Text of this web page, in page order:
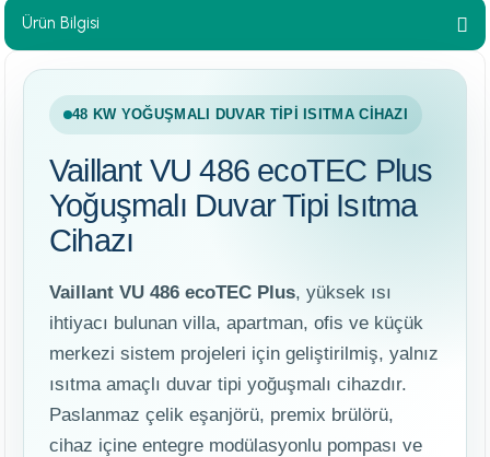
Tipi Çamur ve Drenaj Pompaları
Ürün Bilgisi
48 KW YOĞUŞMALI DUVAR TIPI ISITMA CIHAZI
Vaillant VU 486 ecoTEC Plus
Yoğuşmalı Duvar Tipi Isıtma
Cihazı
Vaillant VU 486 ecoTEC Plus, yüksek ısı
ihtiyacı bulunan villa, apartman, ofis ve küçük
merkezi sistem projeleri için geliştirilmiş, yalnız
ısıtma amaçlı duvar tipi yoğuşmalı cihazdır.
Paslanmaz çelik eşanjörü, premix brülörü,
cihaz içine entegre modülasyonlu pompası ve